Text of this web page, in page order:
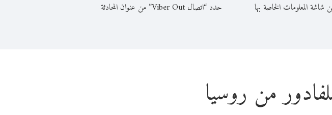
المعلومات الخاصة بها حدد “اتصال Viber Out” من عنوان المحادثة
من روسيا